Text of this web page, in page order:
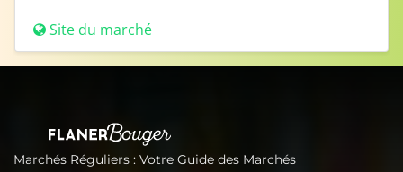
Site du marché
Marchés Réguliers : Votre Guide des Marchés